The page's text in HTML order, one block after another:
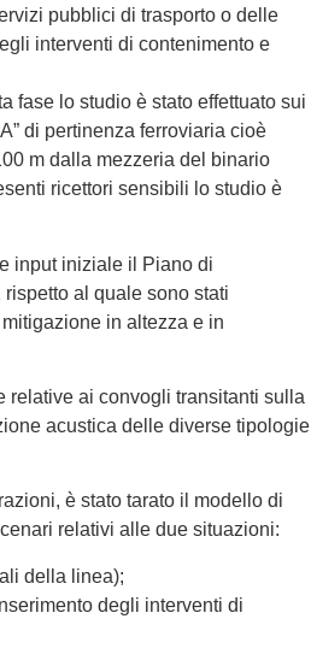
pubblici di trasporto o delle
interventi di contenimento e
fase lo studio è stato effettuato sui
di pertinenza ferroviaria cioè
m dalla mezzeria del binario
ricettori sensibili lo studio è
input iniziale il Piano di
al quale sono stati
in altezza e in
relative ai convogli transitanti sulla
acustica delle diverse tipologie
è stato tarato il modello di
relativi alle due situazioni:
della linea);
degli interventi di